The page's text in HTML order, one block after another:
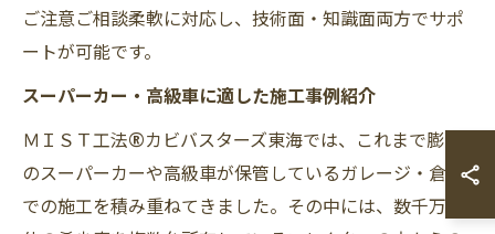
ご注意ご相談柔軟に対応し、技術面・知識面両方でサポ
ートが可能です。
スーパーカー・高級車に適した施工事例紹介
ＭＩＳＴ工法®カビバスターズ東海では、これまで膨大
のスーパーカーや高級車が保管しているガレージ・倉庫
での施工を積み重ねてきました。その中には、数千万単